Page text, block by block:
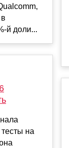
й доли...
на